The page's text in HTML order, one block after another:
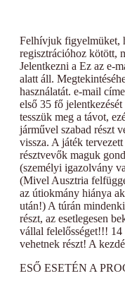
Felhívjuk figyelmüket,
regisztrációhoz kötött,
Jelentkezni a Ez az e-
alatt áll.
használatát. e-mail
első 35 fő
tesszük meg a távot,
járművel szabad részt
vissza. A játék
résztvevők maguk
(személyi igazolvány
(Mivel Ausztria
az útiokmány hiánya
után!) A túrán
részt, az esetlegesen
vállal felelősséget!!! 14
vehetnek részt! A
ESŐ ESETÉN A